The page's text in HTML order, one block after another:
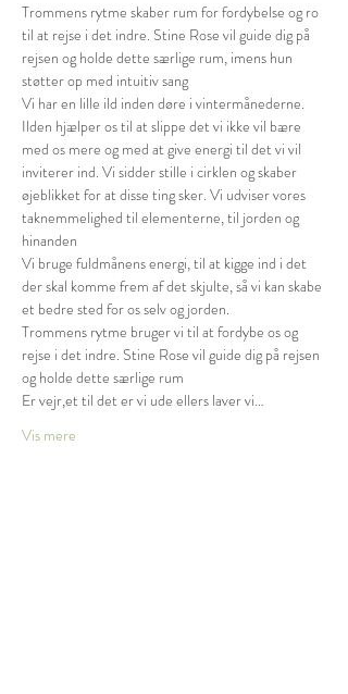
Trommens rytme skaber rum for fordybelse og ro
til at rejse i det indre. Stine Rose vil guide dig på
rejsen og holde dette særlige rum, imens hun
støtter op med intuitiv sang
Vi har en lille ild inden døre i vintermånederne.
Ilden hjælper os til at slippe det vi ikke vil bære
med os mere og med at give energi til det vi vil
inviterer ind. Vi sidder stille i cirklen og skaber
øjeblikket for at disse ting sker. Vi udviser vores
taknemmelighed til elementerne, til jorden og
hinanden
Vi bruge fuldmånens energi, til at kigge ind i det
der skal komme frem af det skjulte, så vi kan skabe
et bedre sted for os selv og jorden.
Trommens rytme bruger vi til at fordybe os og
rejse i det indre. Stine Rose vil guide dig på rejsen
og holde dette særlige rum
Er vejr,et til det er vi ude ellers laver vi…
Vis mere